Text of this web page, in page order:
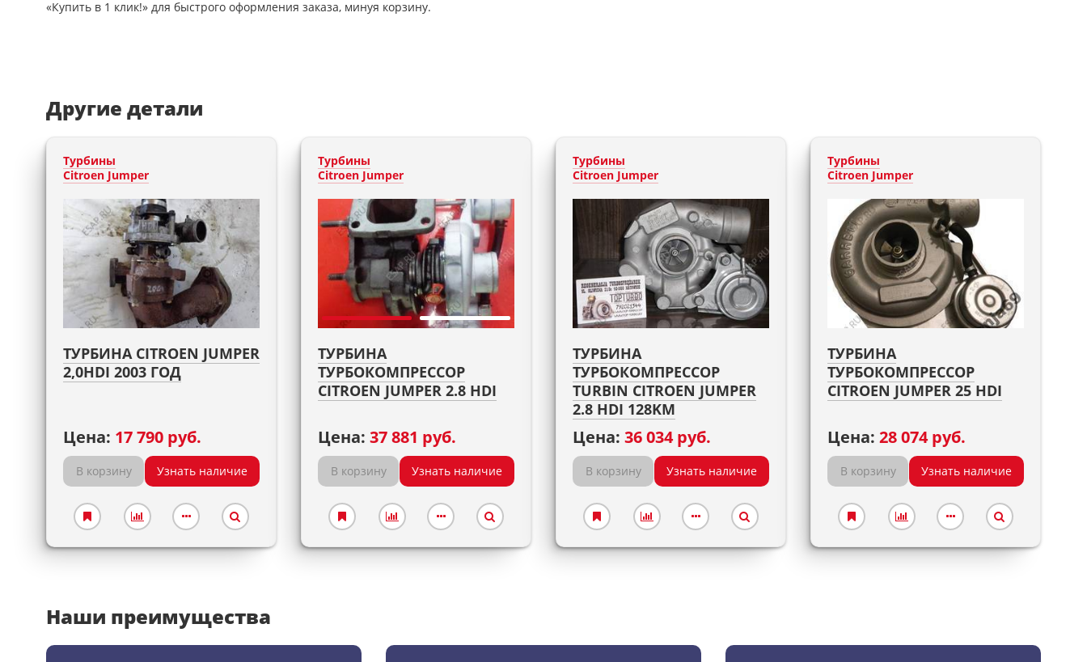
«Купить в 1 клик!» для быстрого оформления заказа, минуя корзину.
Другие детали
Турбины
Citroen Jumper
ТУРБИНА CITROEN JUMPER
2,0HDI 2003 ГОД
Цена: 17 790 руб.
В корзину Узнать наличие
Турбины
Citroen Jumper
ТУРБИНА
ТУРБОКОМПРЕССОР
CITROEN JUMPER 2.8 HDI
Цена: 37 881 руб.
В корзину Узнать наличие
Турбины
Citroen Jumper
ТУРБИНА
ТУРБОКОМПРЕССОР
TURBIN CITROEN JUMPER
2.8 HDI 128KM
Цена: 36 034 руб.
В корзину Узнать наличие
Турбины
Citroen Jumper
ТУРБИНА
ТУРБОКОМПРЕССОР
CITROEN JUMPER 25 HDI
Цена: 28 074 руб.
В корзину Узнать наличие
Наши преимущества